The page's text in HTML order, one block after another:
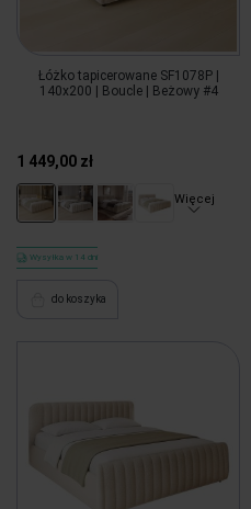
Łóżko tapicerowane SF1078P |
140x200 | Boucle | Beżowy #4
1 449,00 zł
Więcej
Wysyłka w 14 dni
do koszyka